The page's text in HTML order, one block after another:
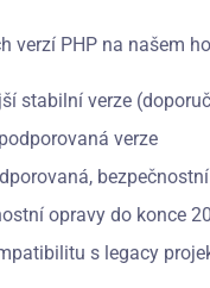
verzí PHP na našem
stabilní verze
verze
opravy do konce
s legacy